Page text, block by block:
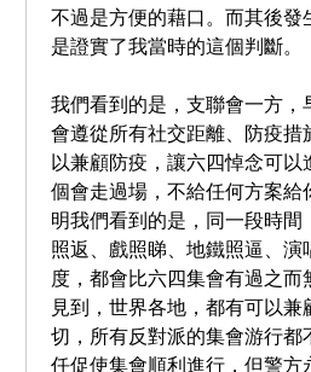
不過是方便的藉口。而其後發
是證實了我當時的這個判斷。
我們看到的是，支聯會一方，
會遵從所有社交距離、防疫措
以兼顧防疫，讓六四悼念可
個會走過場，不給任何方案給
明我們看到的是，同一段時間
照返、戲照睇、地鐵照逼、
度，都會比六四集會有過之
見到，世界各地，都有可以
切，所有反對派的集會游行
任促使集會順利進行，但警